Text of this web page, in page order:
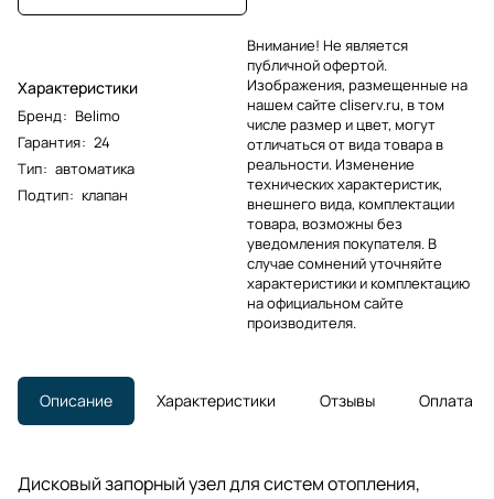
Характеристики
Бренд: Belimo
Гарантия: 24
Тип: автоматика
Подтип: клапан
Внимание! Не является
публичной офертой.
Изображения, размещенные на
нашем сайте cliserv.ru, в том
числе размер и цвет, могут
отличаться от вида товара в
реальности. Изменение
технических характеристик,
внешнего вида, комплектации
товара, возможны без
уведомления покупателя. В
случае сомнений уточняйте
характеристики и комплектацию
на официальном сайте
производителя.
Описание Характеристики Отзывы Оплата
Дисковый запорный узел для систем отопления,